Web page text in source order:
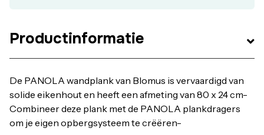
Productinformatie
De PANOLA wandplank van Blomus is vervaardigd van
solide eikenhout en heeft een afmeting van 80 x 24 cm-
Combineer deze plank met de PANOLA plankdragers
om je eigen opbergsysteem te crëëren-